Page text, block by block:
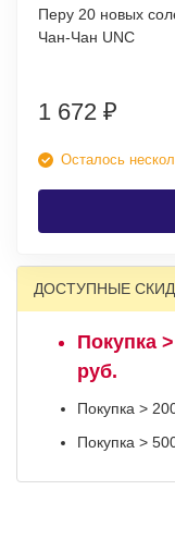
Перу 20 новых солей 2009 г
Чан-Чан UNC
1 672 ₽
Осталось
ДОСТУПНЫЕ
Покупка
руб.
Покупка >
Покупка >